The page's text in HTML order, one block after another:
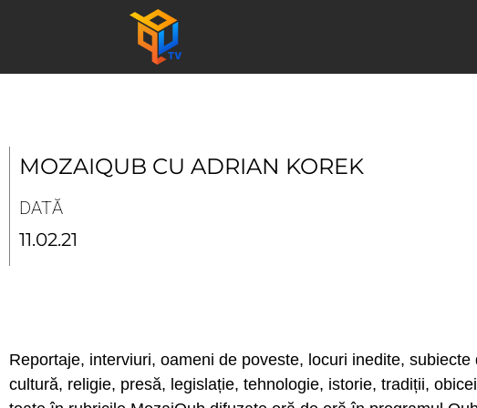
MOZAIQUB CU ADRIAN KOREK
DATĂ
11.02.21
Reportaje, interviuri, oameni de poveste, locuri inedite,
cultură, religie, presă, legislație, tehnologie, istorie, tradiții,